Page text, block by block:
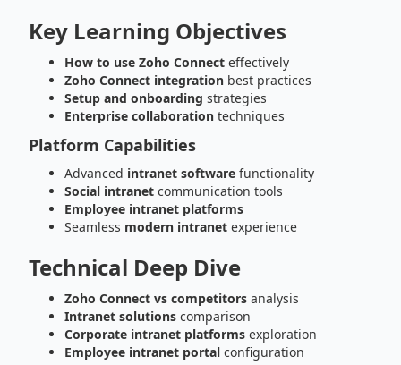
Key Learning Objectives
How to use Zoho Connect effectively
Zoho Connect integration best practices
Setup and onboarding strategies
Enterprise collaboration techniques
Platform Capabilities
Advanced intranet software functionality
Social intranet communication tools
Employee intranet platforms
Seamless modern intranet experience
Technical Deep Dive
Zoho Connect vs competitors analysis
Intranet solutions comparison
Corporate intranet platforms exploration
Employee intranet portal configuration